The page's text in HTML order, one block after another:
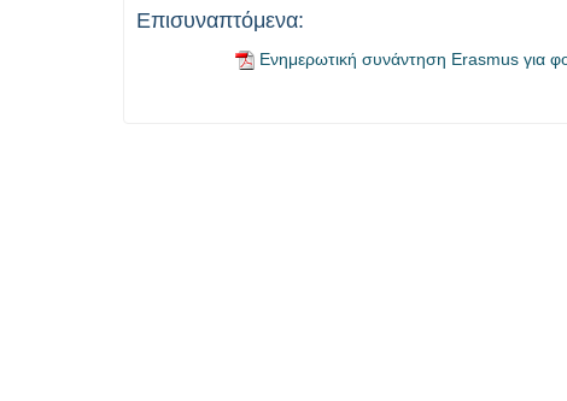
Επισυναπτόμενα:
Ενημερωτική συνάντηση Erasmus για